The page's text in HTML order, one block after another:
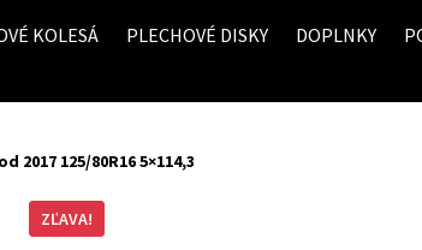
KOLESÁ PLECHOVÉ DISKY DOPLNKY
2017 125/80R16 5×114,3
ZĽAVA!